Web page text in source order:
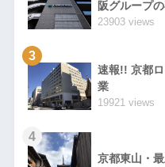
阪グループ
23903 views
3
速報!! 京都
業
19921 views
4
京都東山・